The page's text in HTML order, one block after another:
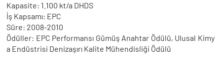
Kapasite: 1.100 kt/a DHDS
İş Kapsamı: EPC
Süre: 2008-2010
Ödüller: EPC Performansı Gümüş Anahtar Ödülü, Ulusal Kimy
a Endüstrisi Denizaşırı Kalite Mühendisliği Ödülü